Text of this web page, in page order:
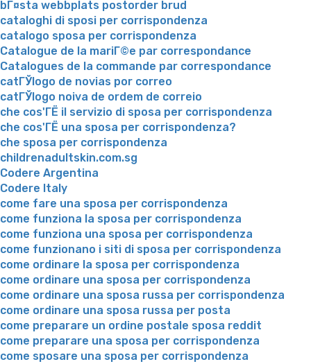
bГ¤sta webbplats postorder brud
cataloghi di sposi per corrispondenza
catalogo sposa per corrispondenza
Catalogue de la mariГ©e par correspondance
Catalogues de la commande par correspondance
catГЎlogo de novias por correo
catГЎlogo noiva de ordem de correio
che cos'ГЁ il servizio di sposa per corrispondenza
che cos'ГЁ una sposa per corrispondenza?
che sposa per corrispondenza
childrenadultskin.com.sg
Codere Argentina
Codere Italy
come fare una sposa per corrispondenza
come funziona la sposa per corrispondenza
come funziona una sposa per corrispondenza
come funzionano i siti di sposa per corrispondenza
come ordinare la sposa per corrispondenza
come ordinare una sposa per corrispondenza
come ordinare una sposa russa per corrispondenza
come ordinare una sposa russa per posta
come preparare un ordine postale sposa reddit
come preparare una sposa per corrispondenza
come sposare una sposa per corrispondenza